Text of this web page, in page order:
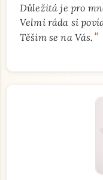
Důležitá je pro
Velmi ráda si
Těším se na Vás. "